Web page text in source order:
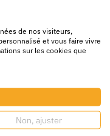
produits
son entrepôt ?
pour manipuler des
d’atelier ?
?
?
de nos visiteurs,
et vous faire vivre
sur les cookies que
Non, ajuster